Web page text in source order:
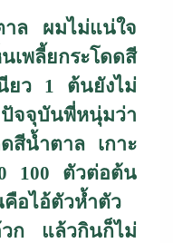
าล ผมไม่แน่ใจ
พลี้ยกระโดดสี
ยว 1 ต้นยังไม่
จจุบันพี่หนุ่มว่า
ดสีน้ำตาล เกาะ
100 ตัวต่อต้น
อไอ้ตัวห้ำตัว
วก แล้วกินก็ไม่